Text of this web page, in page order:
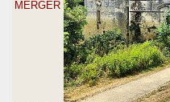
MERGER